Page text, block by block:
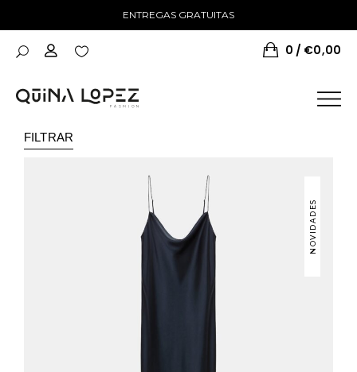
ENTREGAS GRATUITAS
0 €0,00
FILTRAR
NOVIDADES